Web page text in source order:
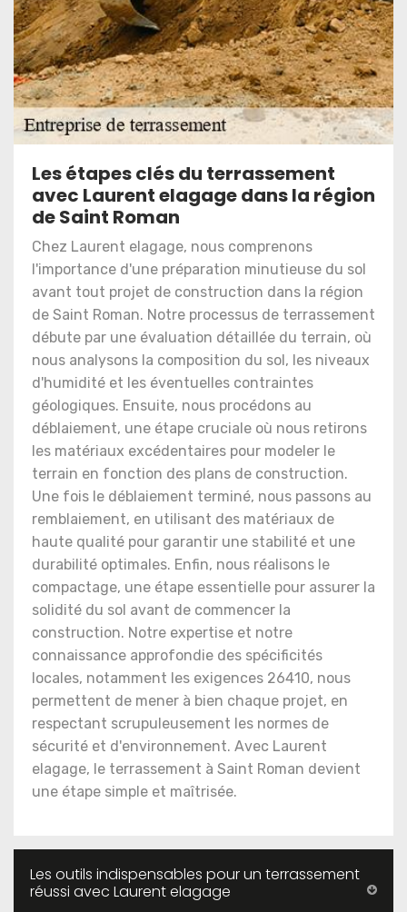
Les étapes clés du terrassement
avec Laurent elagage dans la région
de Saint Roman
Chez Laurent elagage, nous comprenons
l'importance d'une préparation minutieuse du sol
avant tout projet de construction dans la région
de Saint Roman. Notre processus de terrassement
débute par une évaluation détaillée du terrain, où
nous analysons la composition du sol, les niveaux
d'humidité et les éventuelles contraintes
géologiques. Ensuite, nous procédons au
déblaiement, une étape cruciale où nous retirons
les matériaux excédentaires pour modeler le
terrain en fonction des plans de construction.
Une fois le déblaiement terminé, nous passons au
remblaiement, en utilisant des matériaux de
haute qualité pour garantir une stabilité et une
durabilité optimales. Enfin, nous réalisons le
compactage, une étape essentielle pour assurer la
solidité du sol avant de commencer la
construction. Notre expertise et notre
connaissance approfondie des spécificités
locales, notamment les exigences 26410, nous
permettent de mener à bien chaque projet, en
respectant scrupuleusement les normes de
sécurité et d'environnement. Avec Laurent
elagage, le terrassement à Saint Roman devient
une étape simple et maîtrisée.
Les outils indispensables pour un terrassement
réussi avec Laurent elagage